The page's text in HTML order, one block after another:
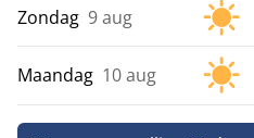
Zondag 9 aug
Maandag 10 aug